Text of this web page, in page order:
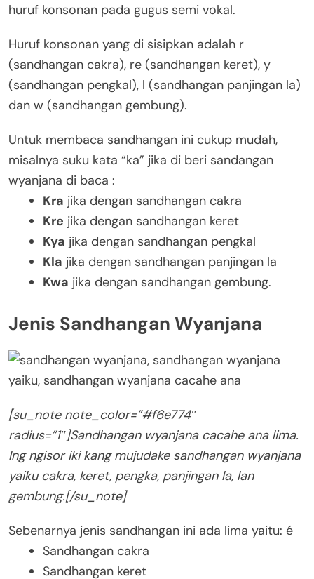
huruf konsonan pada gugus semi vokal.
Huruf konsonan yang di sisipkan adalah r
(sandhangan cakra), re (sandhangan keret), y
(sandhangan pengkal), l (sandhangan panjingan la)
dan w (sandhangan gembung).
Untuk membaca sandhangan ini cukup mudah,
misalnya suku kata “ka” jika di beri sandangan
wyanjana di baca :
Kra jika dengan sandhangan cakra
Kre jika dengan sandhangan keret
Kya jika dengan sandhangan pengkal
Kla jika dengan sandhangan panjingan la
Kwa jika dengan sandhangan gembung.
Jenis Sandhangan Wyanjana
[su_note note_color=”#f6e774″
radius=”1″]Sandhangan wyanjana cacahe ana lima.
Ing ngisor iki kang mujudake sandhangan wyanjana
yaiku cakra, keret, pengka, panjingan la, lan
gembung.[/su_note]
Sebenarnya jenis sandhangan ini ada lima yaitu: é
Sandhangan cakra
Sandhangan keret